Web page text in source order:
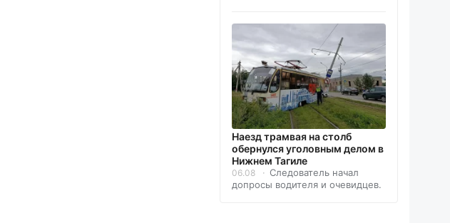
Наезд трамвая на столб
обернулся уголовным делом в
Нижнем Тагиле
06.08
Следователь начал
допросы водителя и очевидцев.